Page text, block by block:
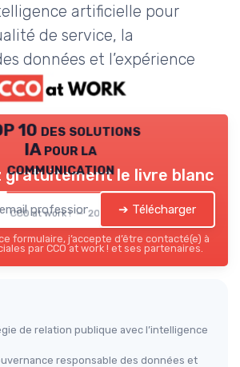
artificielle pour
de service, la
données et l’expérience
10 des solutions
IA pour la
communication
CCO at work ! — 2026
gratuitement le livre blanc
➔ Télécharger
formulaire, j’accepte d’être contacté(e) à
par CCO at work ! et ses partenaires.
de relation publique avec l’intelligence
responsable des données et